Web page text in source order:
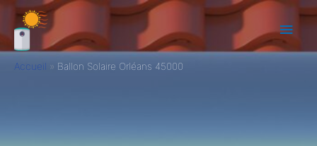
Accueil Ballon Solaire Orléans 45000